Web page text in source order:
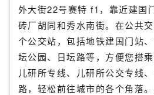
外大街22号赛特 f1，靠近建国
砖厂胡同和秀水南街。在公共
个公交站，包括地铁建国门站
坛公园、日坛路等，方便您搭
儿研所专线、儿研所公交专线
路，轻松前往城市的各个角落